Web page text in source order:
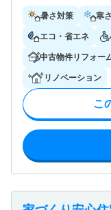
暑さ対策 寒
エコ・省エネ
中古物件リフォー
リノベーション
こ